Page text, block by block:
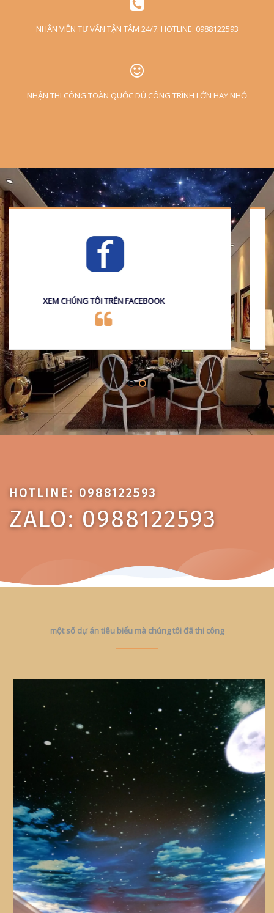
NHÂN VIÊN TƯ VẤN TẬN TÂM 24/7. HOTLINE: 0988122593
NHẬN THI CÔNG TOÀN QUỐC DÙ CÔNG TRÌNH LỚN HAY NHỎ
XEM CHÚNG TÔI TRÊN FACEBOOK
HOTLINE: 0988122593
ZALO: 0988122593
một số dự án tiêu biểu mà chúng tôi đã thi công